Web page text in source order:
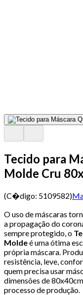
Tecido para
Molde Cru
(C�digo: 5109582)
O uso de máscaras
a propagação do
sempre protegido, o
Moldeé uma ótima
própria máscara.
resistência, leve,
quem precisa usar
dimensões de
processo de produção.